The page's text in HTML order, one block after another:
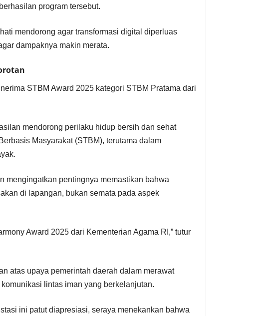
program tersebut.
mendorong agar transformasi digital diperluas
dampaknya makin merata.
STBM Award 2025 kategori STBM Pratama dari
mendorong perilaku hidup bersih dan sehat
Masyarakat (STBM), terutama dalam
mengingatkan pentingnya memastikan bahwa
di lapangan, bukan semata pada aspek
Award 2025 dari Kementerian Agama RI,” tutur
atas upaya pemerintah daerah dalam merawat
lintas iman yang berkelanjutan.
ini patut diapresiasi, seraya menekankan bahwa